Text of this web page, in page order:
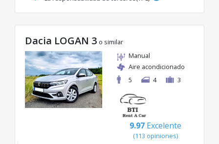
Dacia LOGAN 3 o similar
Manual
Aire acondicionado
5
4 3
9.97 Excelente
(113 opiniones)